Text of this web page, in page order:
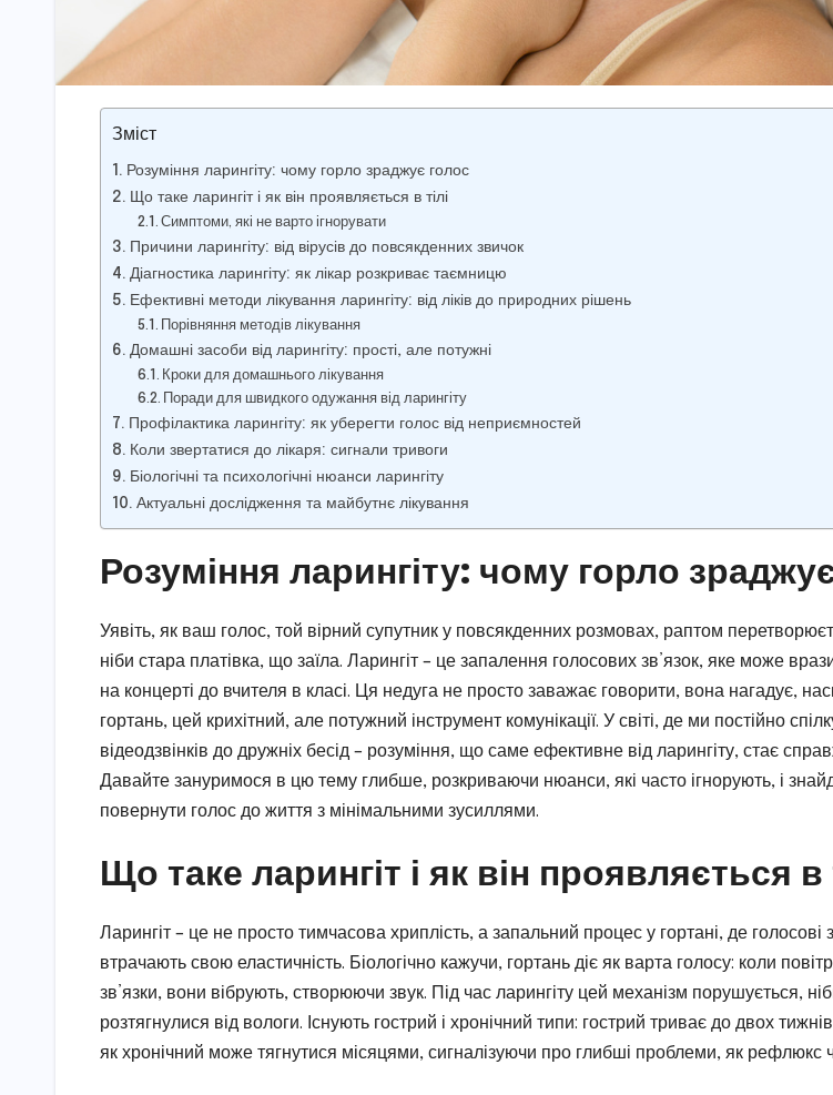
Зміст
Розуміння ларингіту: чому горло зраджує голос
Що таке ларингіт і як він проявляється в тілі
Симптоми, які не варто ігнорувати
Причини ларингіту: від вірусів до повсякденних звичок
Діагностика ларингіту: як лікар розкриває таємницю
Ефективні методи лікування ларингіту: від ліків до природних рішень
Порівняння методів лікування
Домашні засоби від ларингіту: прості, але потужні
Кроки для домашнього лікування
Поради для швидкого одужання від ларингіту
Профілактика ларингіту: як уберегти голос від неприємностей
Коли звертатися до лікаря: сигнали тривоги
Біологічні та психологічні нюанси ларингіту
Актуальні дослідження та майбутнє лікування
Розуміння ларингіту: чому горло
Уявіть, як ваш голос, той вірний супутник у повсякденних розмовах, раптом
ніби стара платівка, що заїла. Ларингіт – це запалення голосових зв’язок, яке може
на концерті до вчителя в класі. Ця недуга не просто заважає говорити, вона нагадує,
гортань, цей крихітний, але потужний інструмент комунікації. У світі, де ми постійно
відеодзвінків до дружніх бесід – розуміння, що саме ефективне від ларингіту, стає
Давайте зануримося в цю тему глибше, розкриваючи нюанси, які часто ігнорують, і
повернути голос до життя з мінімальними зусиллями.
Що таке ларингіт і як він проявляється в
Ларингіт – це не просто тимчасова хриплість, а запальний процес у гортані, де голосові
втрачають свою еластичність. Біологічно кажучи, гортань діє як варта голосу: коли
зв’язки, вони вібрують, створюючи звук. Під час ларингіту цей механізм порушується,
розтягнулися від вологи. Існують гострий і хронічний типи: гострий триває до двох
як хронічний може тягнутися місяцями, сигналізуючи про глибші проблеми, як рефлюкс